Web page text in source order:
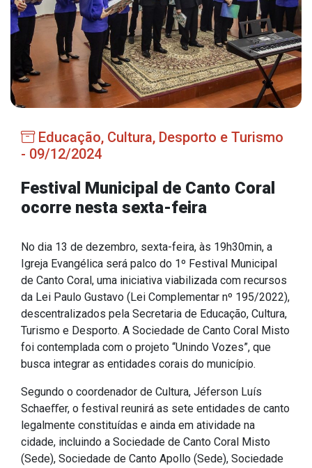
Secretarias
Administração
Agricultura e Meio Ambiente
Educação, Cultura, Desporto e Turismo
Saúde
Serviços
IPTU 2026
Nota Fiscal Eletrônica
Ouvidoria
Portal do Cidadão
Publicações
Educação, Cultura, Desporto e Turismo
- 09/12/2024
Festival Municipal de Canto Coral
ocorre nesta sexta-feira
No dia 13 de dezembro, sexta-feira, às 19h30min, a
Igreja Evangélica será palco do 1º Festival Municipal
de Canto Coral, uma iniciativa viabilizada com recursos
da Lei Paulo Gustavo (Lei Complementar nº 195/2022),
descentralizados pela Secretaria de Educação, Cultura,
Turismo e Desporto. A Sociedade de Canto Coral Misto
foi contemplada com o projeto “Unindo Vozes”, que
busca integrar as entidades corais do município.
Segundo o coordenador de Cultura, Jéferson Luís
Schaeﬀer, o festival reunirá as sete entidades de canto
legalmente constituídas e ainda em atividade na
cidade, incluindo a Sociedade de Canto Coral Misto
(Sede), Sociedade de Canto Apollo (Sede), Sociedade